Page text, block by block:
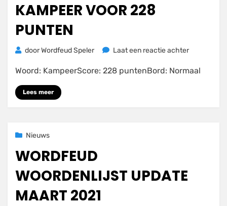
KAMPEER VOOR 228
PUNTEN
doorWordfeud Speler Laat een reactie achterop
voor
Woord: KampeerScore: 228 puntenBord: Normaal
Lees meer
Geplaatst
15 maart 2021
Nieuws
WORDFEUD
WOORDENLIJST UPDATE
MAART 2021